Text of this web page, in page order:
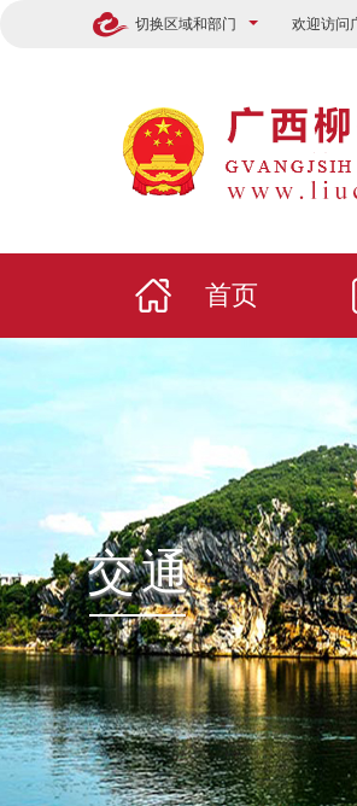
切换区域和部门 欢迎访问
首页
交通